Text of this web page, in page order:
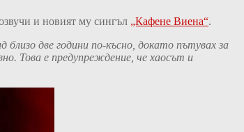
и новият му сингъл „Кафене Виена“.
близо две години по-късно, докато пътувах за
Това е предупреждение, че хаосът и